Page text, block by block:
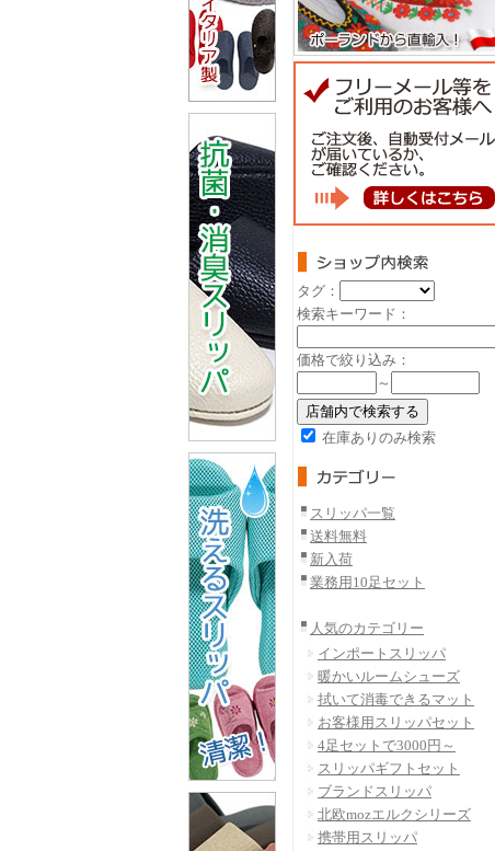
タグ：
検索キーワード：
価格で絞り込み：
～
在庫ありのみ検索
スリッパ一覧
送料無料
新入荷
業務用10足セット
人気のカテゴリー
インポートスリッパ
暖かいルームシューズ
拭いて消毒できるマット
お客様用スリッパセット
4足セットで3000円～
スリッパギフトセット
ブランドスリッパ
北欧mozエルクシリーズ
携帯用スリッパ